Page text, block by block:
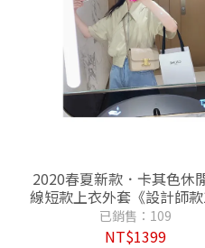
2020春夏新款．卡其色休
線短款上衣外套《設計師款
保證品質佳》
已銷售：109
NT$1399